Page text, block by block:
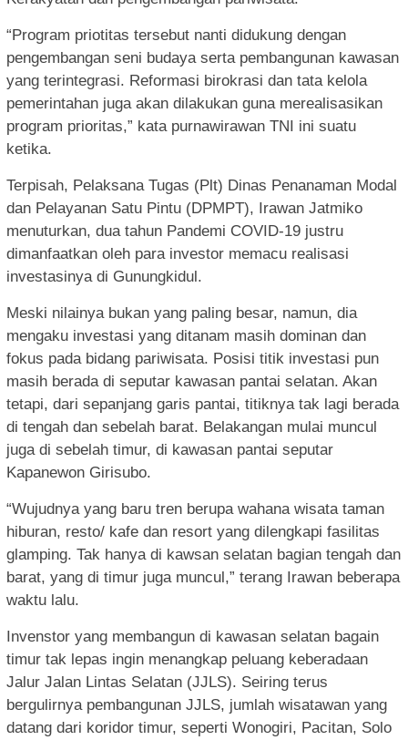
“Program priotitas tersebut nanti didukung dengan
pengembangan seni budaya serta pembangunan kawasan
yang terintegrasi. Reformasi birokrasi dan tata kelola
pemerintahan juga akan dilakukan guna merealisasikan
program prioritas,” kata purnawirawan TNI ini suatu
ketika.
Terpisah, Pelaksana Tugas (Plt) Dinas Penanaman Modal
dan Pelayanan Satu Pintu (DPMPT), Irawan Jatmiko
menuturkan, dua tahun Pandemi COVID-19 justru
dimanfaatkan oleh para investor memacu realisasi
investasinya di Gunungkidul.
Meski nilainya bukan yang paling besar, namun, dia
mengaku investasi yang ditanam masih dominan dan
fokus pada bidang pariwisata. Posisi titik investasi pun
masih berada di seputar kawasan pantai selatan. Akan
tetapi, dari sepanjang garis pantai, titiknya tak lagi berada
di tengah dan sebelah barat. Belakangan mulai muncul
juga di sebelah timur, di kawasan pantai seputar
Kapanewon Girisubo.
“Wujudnya yang baru tren berupa wahana wisata taman
hiburan, resto/ kafe dan resort yang dilengkapi fasilitas
glamping. Tak hanya di kawsan selatan bagian tengah dan
barat, yang di timur juga muncul,” terang Irawan beberapa
waktu lalu.
Invenstor yang membangun di kawasan selatan bagain
timur tak lepas ingin menangkap peluang keberadaan
Jalur Jalan Lintas Selatan (JJLS). Seiring terus
bergulirnya pembangunan JJLS, jumlah wisatawan yang
datang dari koridor timur, seperti Wonogiri, Pacitan, Solo